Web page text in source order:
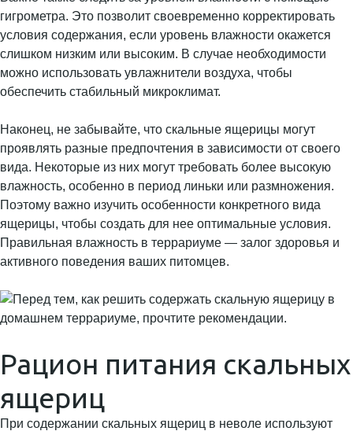
гигрометра. Это позволит своевременно корректировать
условия содержания, если уровень влажности окажется
слишком низким или высоким. В случае необходимости
можно использовать увлажнители воздуха, чтобы
обеспечить стабильный микроклимат.
Наконец, не забывайте, что скальные ящерицы могут
проявлять разные предпочтения в зависимости от своего
вида. Некоторые из них могут требовать более высокую
влажность, особенно в период линьки или размножения.
Поэтому важно изучить особенности конкретного вида
ящерицы, чтобы создать для нее оптимальные условия.
Правильная влажность в террариуме — залог здоровья и
активного поведения ваших питомцев.
Рацион питания скальных
ящериц
При содержании скальных ящериц в неволе используют